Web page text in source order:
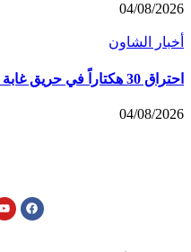
04/08/2026
أخبار الشاون
احتراق 30 هكتاراً في حريق غابة خندق الكحلة بشفشاون
04/08/2026